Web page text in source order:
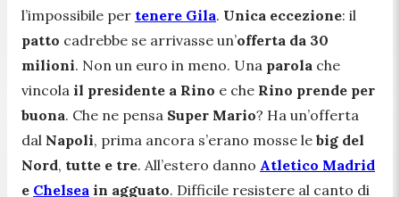
l’impossibile per tenere Gila. Unica eccezione: il
patto cadrebbe se arrivasse un’offerta da 30
milioni. Non un euro in meno. Una parola che
vincola il presidente a Rino e che Rino prende per
buona. Che ne pensa Super Mario? Ha un’offerta
dal Napoli, prima ancora s’erano mosse le big del
Nord, tutte e tre. All’estero danno Atletico Madrid
e Chelsea in agguato. Difficile resistere al canto di